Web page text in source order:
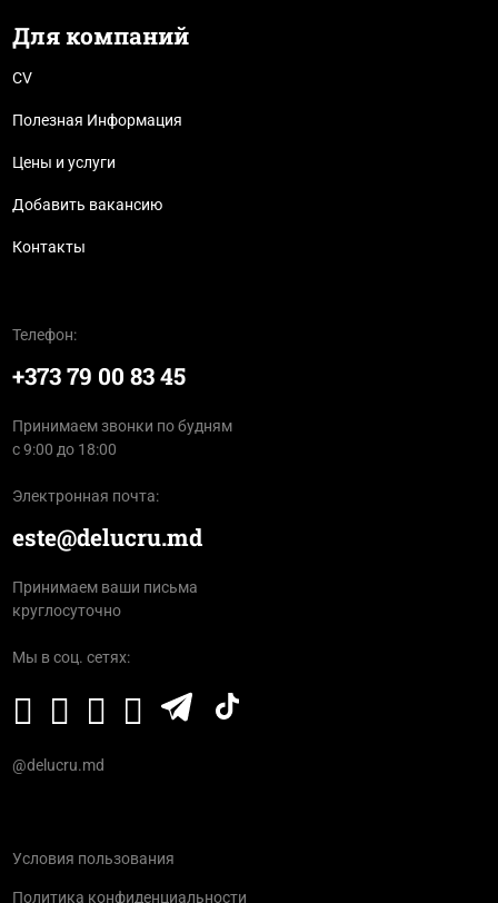
Для компаний
CV
Полезная Информация
Цены и услуги
Добавить вакансию
Контакты
Телефон:
+373 79 00 83 45
Принимаем звонки по будням
с 9:00 до 18:00
Электронная почта:
este@delucru.md
Принимаем ваши письма
круглосуточно
Мы в соц. сетях:
@delucru.md
Условия пользования
Политика конфиденциальности